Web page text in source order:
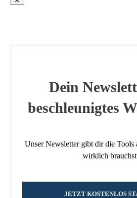
Dein
beschleunigtes
Unser Newsletter gibt dir die Tools
wirklich
JETZT KOSTENLOS